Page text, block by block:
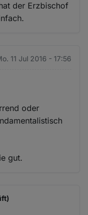
der Erzbischof
11 Jul 2016 - 17:56
oder
gut.